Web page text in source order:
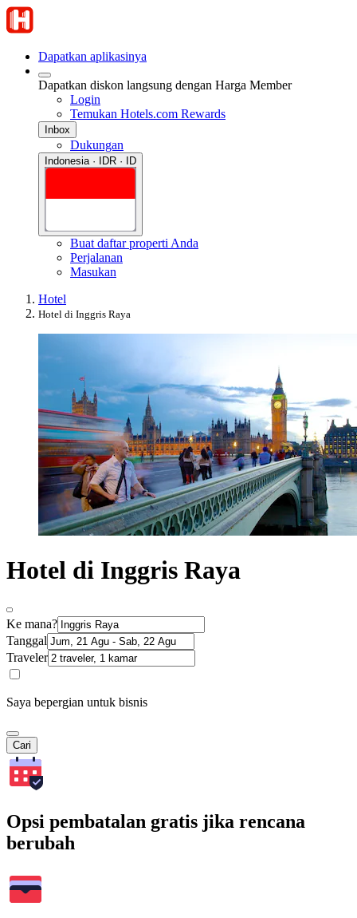
Dapatkan aplikasinya
Dapatkan diskon langsung dengan Harga Member
Login
Temukan Hotels.com Rewards
Inbox
Dukungan
Indonesia · IDR · ID
Buat daftar properti Anda
Perjalanan
Masukan
Hotel
Hotel di Inggris Raya
Hotel di Inggris Raya
Ke mana?
Tanggal
Traveler
Saya bepergian untuk bisnis
Cari
Opsi pembatalan gratis jika rencana
berubah